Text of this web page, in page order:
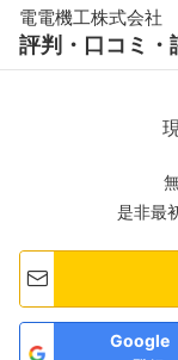
電電機工株式会社
評判・口コミ・
是非最
Google